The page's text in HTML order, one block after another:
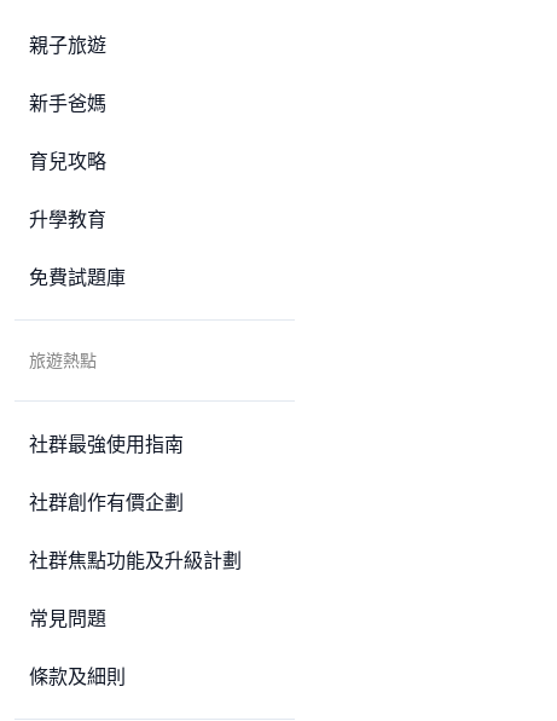
親子旅遊
新手爸媽
育兒攻略
升學教育
免費試題庫
旅遊熱點
社群最強使用指南
社群創作有價企劃
社群焦點功能及升級計劃
常見問題
條款及細則